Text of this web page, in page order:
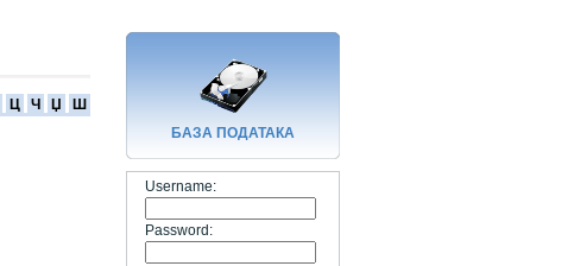
Ц Ч Џ Ш
БАЗA ПОДАТАКА
Username:
Password: